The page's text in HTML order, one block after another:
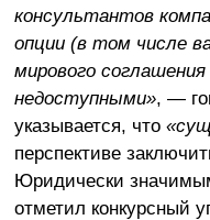
консультантов
опции (в том числе
мирового
недоступными», —
указывается, что
перспективе
Юридически
отметил конкурсный